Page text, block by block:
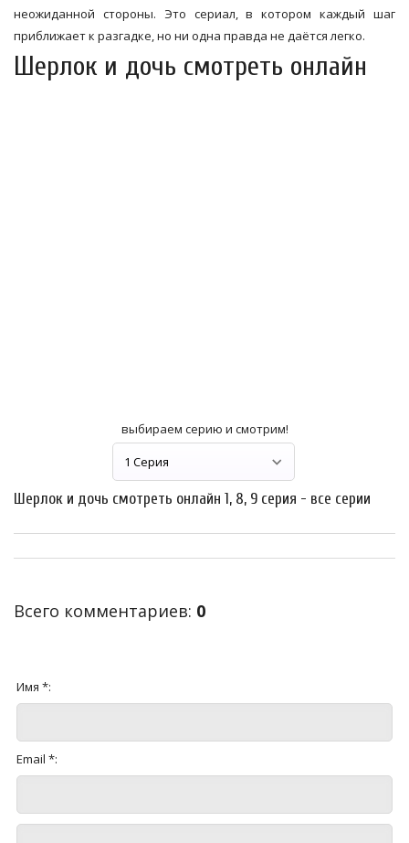
неожиданной стороны. Это сериал, в котором каждый шаг
приближает к разгадке, но ни одна правда не даётся легко.
Шерлок и дочь смотреть онлайн
выбираем серию и смотрим!
Шерлок и дочь смотреть онлайн 1, 8, 9 серия - все серии
Всего комментариев: 0
Имя *:
Email *: